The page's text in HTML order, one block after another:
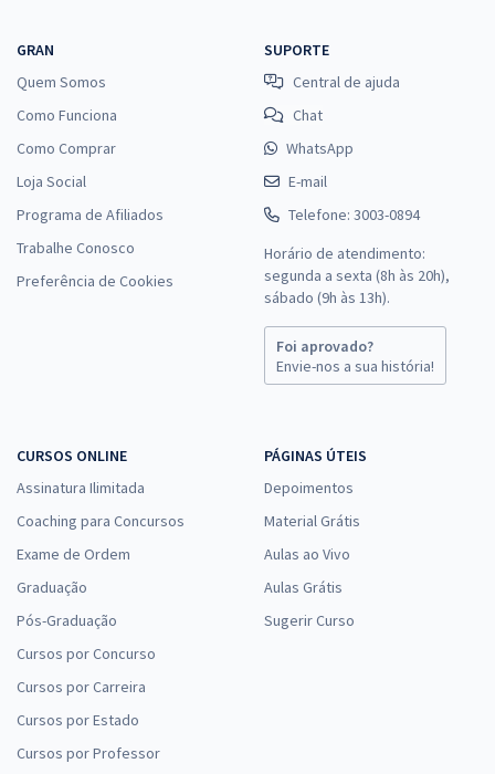
GRAN
Quem Somos
Como Funciona
Como Comprar
Loja Social
Programa de Afiliados
Trabalhe Conosco
Preferência de Cookies
SUPORTE
Central de ajuda
Chat
WhatsApp
E-mail
Telefone: 3003-0894
Horário de atendimento:
segunda a sexta (8h às 20h),
sábado (9h às 13h).
Foi aprovado?
Envie-nos a sua história!
CURSOS ONLINE
Assinatura Ilimitada
Coaching para Concursos
Exame de Ordem
Graduação
Pós-Graduação
Cursos por Concurso
Cursos por Carreira
Cursos por Estado
Cursos por Professor
PÁGINAS ÚTEIS
Depoimentos
Material Grátis
Aulas ao Vivo
Aulas Grátis
Sugerir Curso